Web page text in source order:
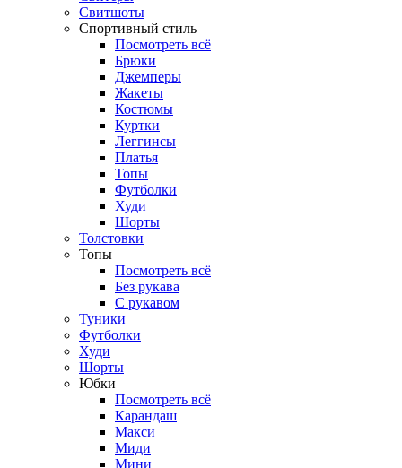
Свитшоты
Спортивный стиль
Посмотреть всё
Брюки
Джемперы
Жакеты
Костюмы
Куртки
Леггинсы
Платья
Топы
Футболки
Худи
Шорты
Толстовки
Топы
Посмотреть всё
Без рукава
С рукавом
Туники
Футболки
Худи
Шорты
Юбки
Посмотреть всё
Карандаш
Макси
Миди
Мини